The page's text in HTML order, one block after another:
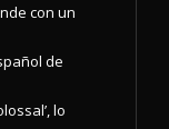
con un
de
lo